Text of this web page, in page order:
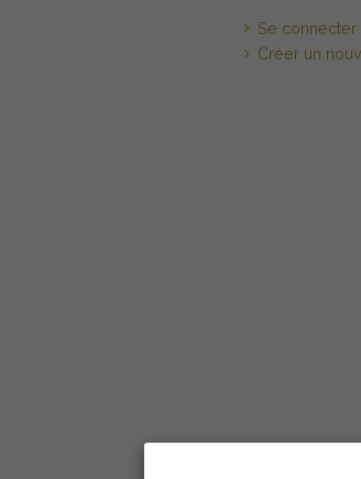
Se connecter
Créer un